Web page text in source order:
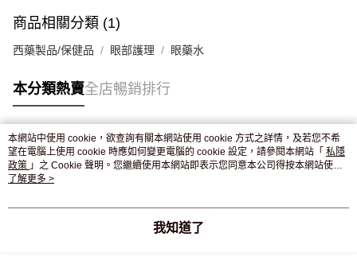
付款後門市自取，訂單確認後2-4個工作天到店，7天內取。逾期後
商品相關分類 (1)
西藥製品/保健品 眼部護理 眼藥水
本分類熱賣全店暢銷排行
熱門標籤
熱銷排行
本網站中使用 cookie，欲查詢有關本網站使用 cookie 方式之詳情，及若您不希
望在電腦上使用 cookie 時應如何變更電腦的 cookie 設定，請參閱本網站「 私隱
政策 」之 Cookie 聲明。您繼續使用本網站即表示您同意本公司得按本網站使用
條款之 Cookie 聲明使用 cookie。
了解更多 >
我知道了